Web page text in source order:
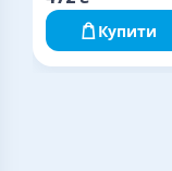
Купити